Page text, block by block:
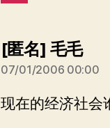
[匿名] 毛毛说：
07/01/2006 00:00
现在的经济社会